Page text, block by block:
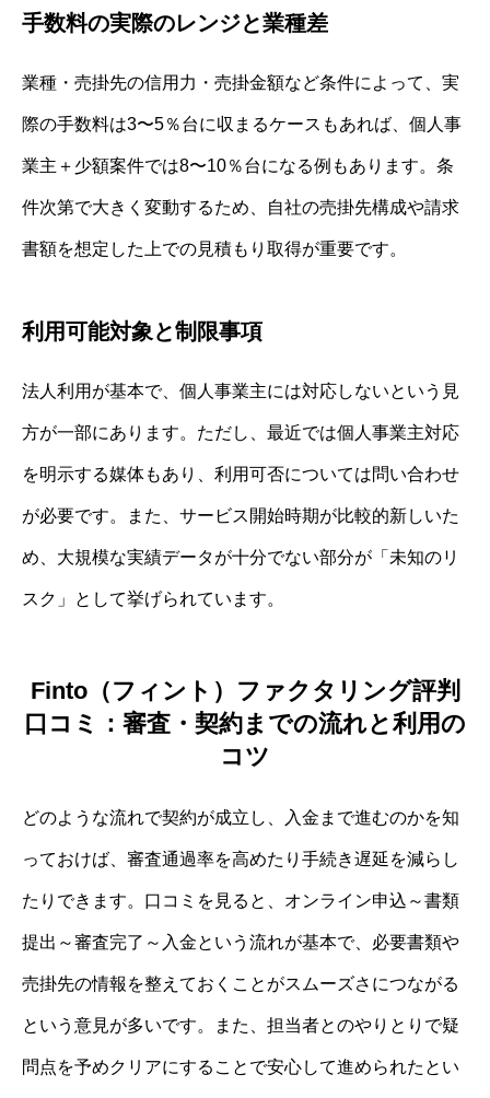
手数料の実際のレンジと業種差
業種・売掛先の信用力・売掛金額など条件によって、実
際の手数料は3〜5％台に収まるケースもあれば、個人事
業主＋少額案件では8〜10％台になる例もあります。条
件次第で大きく変動するため、自社の売掛先構成や請求
書額を想定した上での見積もり取得が重要です。
利用可能対象と制限事項
法人利用が基本で、個人事業主には対応しないという見
方が一部にあります。ただし、最近では個人事業主対応
を明示する媒体もあり、利用可否については問い合わせ
が必要です。また、サービス開始時期が比較的新しいた
め、大規模な実績データが十分でない部分が「未知のリ
スク」として挙げられています。
Finto（フィント）ファクタリング評判
口コミ：審査・契約までの流れと利用の
コツ
どのような流れで契約が成立し、入金まで進むのかを知
っておけば、審査通過率を高めたり手続き遅延を減らし
たりできます。口コミを見ると、オンライン申込～書類
提出～審査完了～入金という流れが基本で、必要書類や
売掛先の情報を整えておくことがスムーズさにつながる
という意見が多いです。また、担当者とのやりとりで疑
問点を予めクリアにすることで安心して進められたとい